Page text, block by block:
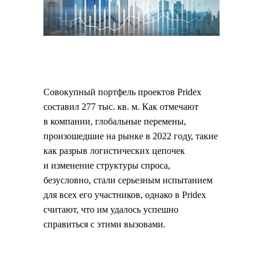
Совокупный портфель проектов Pridex
составил 277 тыс. кв. м. Как отмечают
в компании, глобальные перемены,
произошедшие на рынке в 2022 году, такие
как разрыв логистических цепочек
и изменение структуры спроса,
безусловно, стали серьезным испытанием
для всех его участников, однако в Pridex
считают, что им удалось успешно
справиться с этими вызовами.